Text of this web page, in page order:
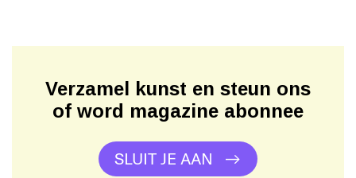
Verzamel kunst en steun ons
of word magazine abonnee
SLUIT JE AAN